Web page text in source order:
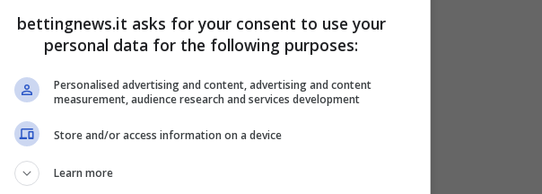
è lasciato al caso, eppure nulla, al tempo
costruito.
Bianca avrebbe preso parte recentemente e
più iconici della sua carriera parallela
e luminoso, mette in risalto le linee del
complice anche il bianco e nero della foto.
bettingnews.it asks for your consent to use your
personal data for the following purposes:
Personalised advertising and content, advertising and content
measurement, audience research and services development
Store and/or access information on a device
Learn more